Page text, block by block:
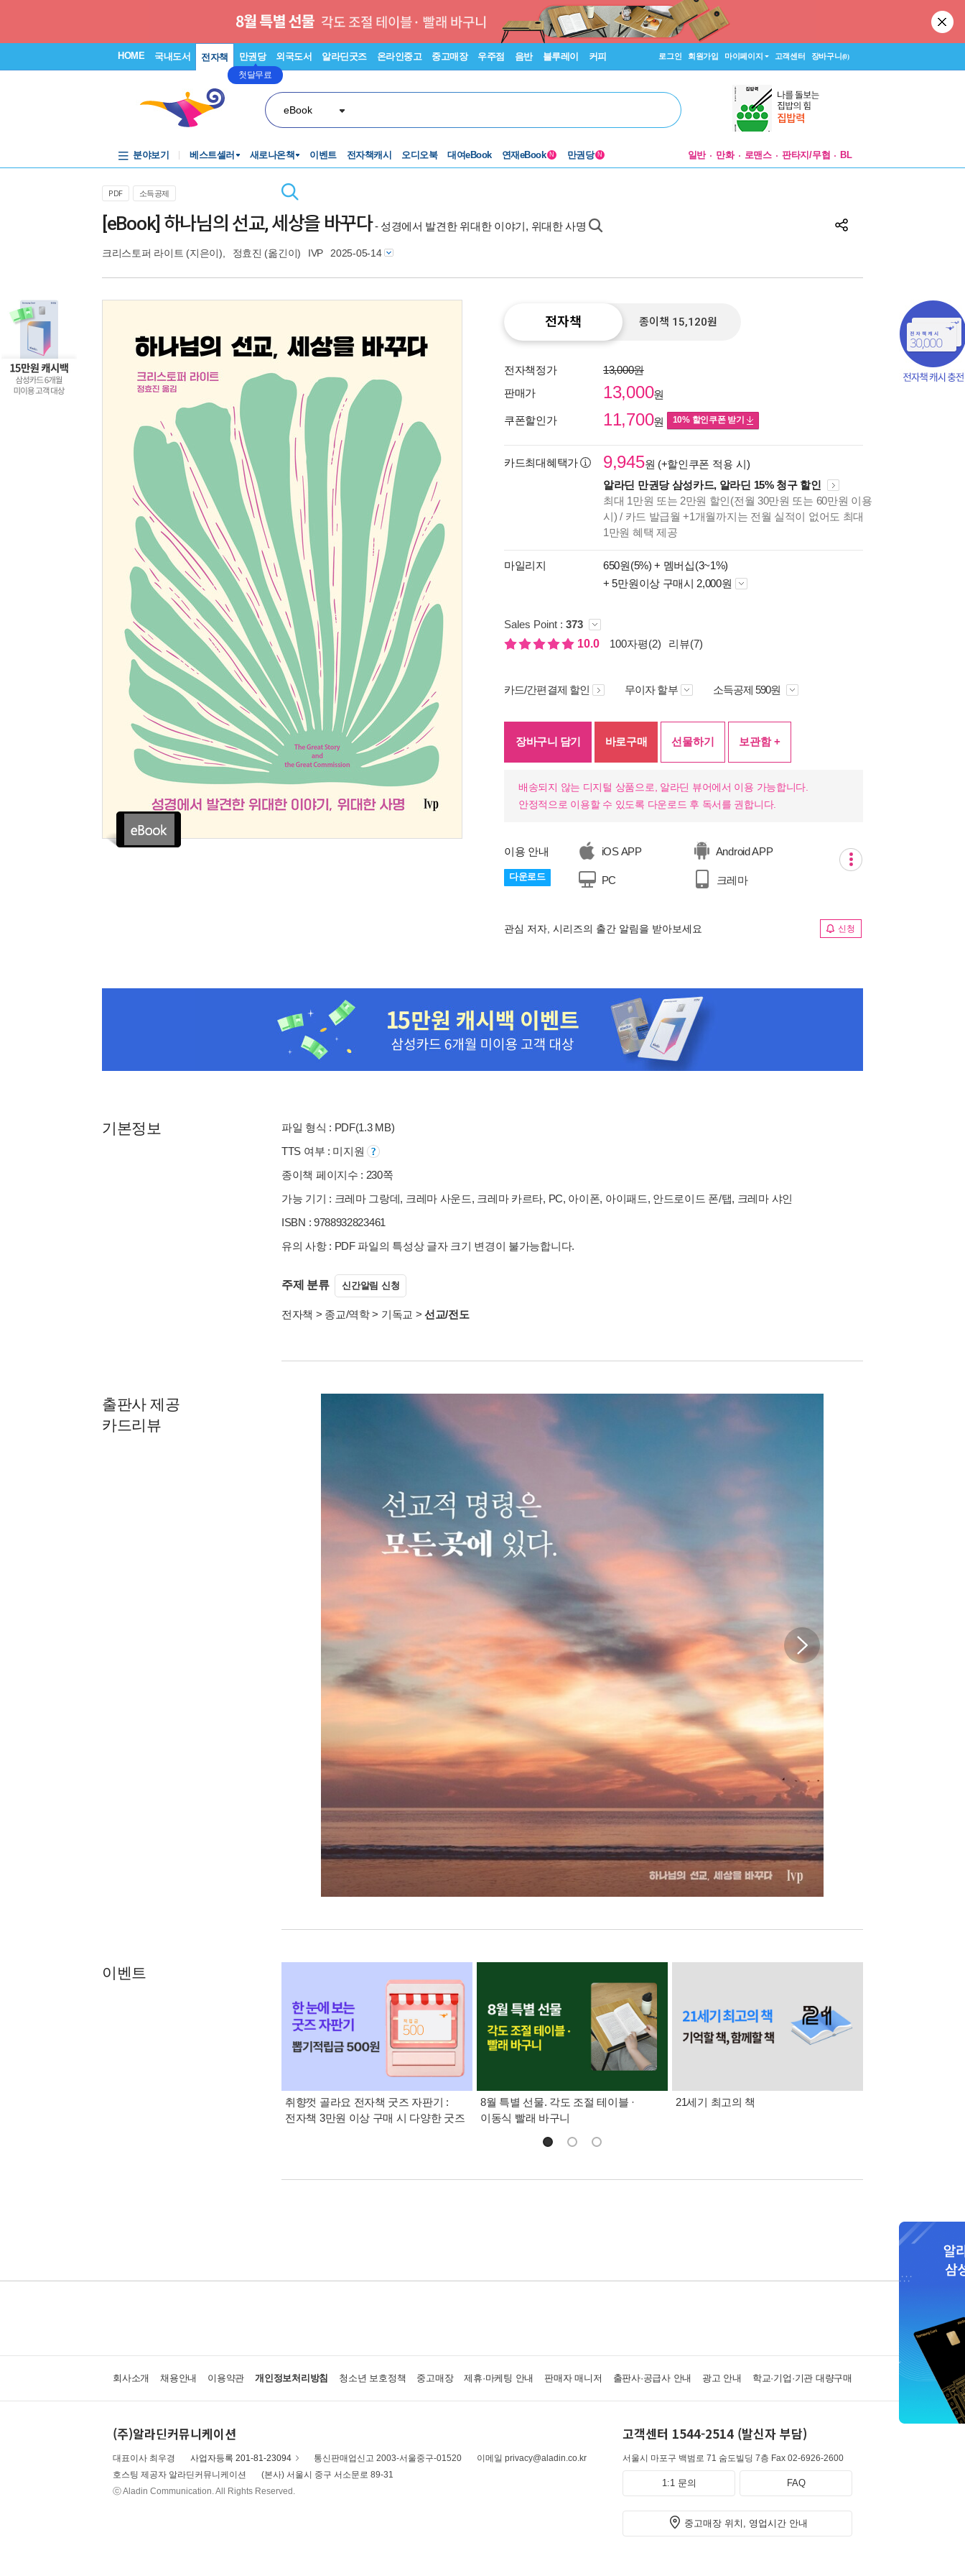
HOME 국내도서 전자책 만권당
첫달무료
외국도서 알라딘굿즈 온라인중고 중고매장 우주점 음반 블루레이 커피 로그인 회원가입 마이페이지 고객센터 장바구니(0)
eBook
분야보기 베스트셀러 새로나온책 이벤트 전자책캐시 오디오북 대여eBook 연재eBook N 만권당 N 일반 만화 로맨스 판타지/무협 BL
PDF 소득공제
[eBook] 하나님의 선교, 세상을 바꾸다- 성경에서 발견한 위대한 이야기, 위대한 사명
크리스토퍼 라이트 (지은이), 정효진 (옮긴이) IVP 2025-05-14
종이책의
미리보기
입니다.
전자책 종이책 15,120원
전자책정가
13,000원
판매가
13,000원
쿠폰할인가 11,700원 10% 할인쿠폰 받기
카드최대혜택가 9,945원 (+할인쿠폰 적용 시)
알라딘 만권당 삼성카드, 알라딘 15% 청구 할인
최대 1만원 또는 2만원 할인(전월 30만원 또는 60만원 이용
시) / 카드 발급월 +1개월까지는 전월 실적이 없어도 최대
1만원 혜택 제공
마일리지 650원(5%) + 멤버십(3~1%)
+ 5만원이상 구매시 2,000원
Sales Point : 373
10.0
100자평(2) 리뷰(7)
카드/간편결제 할인 무이자 할부 소득공제 590원
장바구니 담기 바로구매 선물하기 보관함 +
배송되지 않는 디지털 상품으로, 알라딘 뷰어에서 이용 가능합니다.
안정적으로 이용할 수 있도록 다운로드 후 독서를 권합니다.
이용 안내
다운로드
iOS APP Android APP
PC 크레마
관심 저자, 시리즈의 출간 알림을 받아보세요 신청
기본정보
파일 형식 : PDF(1.3 MB)
TTS 여부 : 미지원
종이책 페이지수 : 230쪽
가능 기기 : 크레마 그랑데, 크레마 사운드, 크레마 카르타, PC, 아이폰, 아이패드, 안드로이드 폰/탭, 크레마 샤인
ISBN : 9788932823461
유의 사항 : PDF 파일의 특성상 글자 크기 변경이 불가능합니다.
주제 분류 신간알림 신청
전자책 > 종교/역학> 기독교 >선교/전도
출판사 제공
카드리뷰
이벤트
취향껏 골라요 전자책 굿즈 자판기 :
전자책 3만원 이상 구매 시 다양한 굿즈
8월 특별 선물. 각도 조절 테이블 ·
이동식 빨래 바구니
21세기 최고의 책
회사소개 채용안내 이용약관 개인정보처리방침 청소년 보호정책 중고매장 제휴·마케팅 안내 판매자 매니저 출판사·공급사 안내 광고 안내 학교·기업·기관 대량구매
(주)알라딘커뮤니케이션
대표이사 최우경 사업자등록 201-81-23094 통신판매업신고 2003-서울중구-01520
이메일 privacy@aladin.co.kr
호스팅 제공자 알라딘커뮤니케이션
(본사) 서울시 중구 서소문로 89-31
ⓒ Aladin Communication. All Rights Reserved.
고객센터 1544-2514 (발신자 부담)
서울시 마포구 백범로 71 숨도빌딩 7층 Fax 02-6926-2600
1:1 문의 FAQ
중고매장 위치, 영업시간 안내